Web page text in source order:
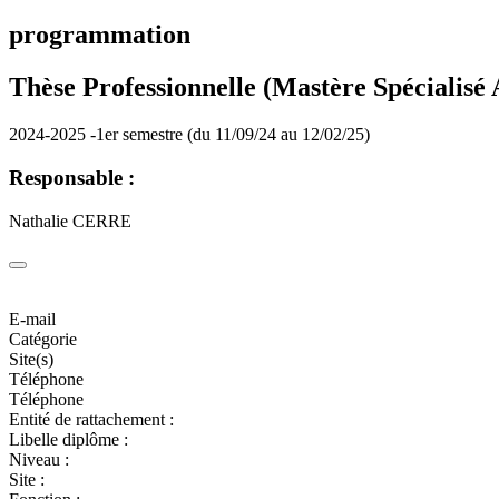
programmation
Thèse Professionnelle (Mastère Spécialisé
2024-2025 -1er semestre (du 11/09/24 au 12/02/25)
Responsable :
Nathalie CERRE
E-mail
Catégorie
Site(s)
Téléphone
Téléphone
Entité de rattachement :
Libelle diplôme :
Niveau :
Site :